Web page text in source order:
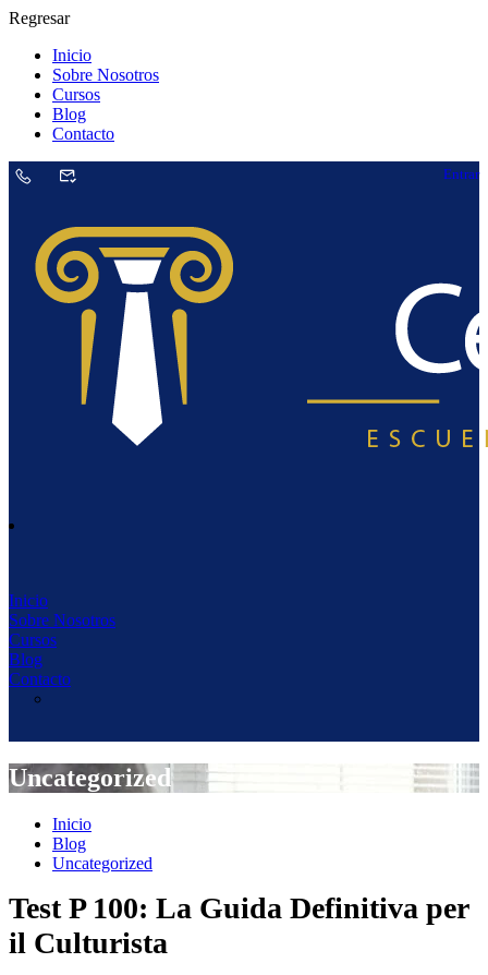
Regresar
Inicio
Sobre Nosotros
Cursos
Blog
Contacto
Entrar
Inicio
Sobre Nosotros
Cursos
Blog
Contacto
Uncategorized
Inicio
Blog
Uncategorized
Test P 100: La Guida Definitiva per
il Culturista